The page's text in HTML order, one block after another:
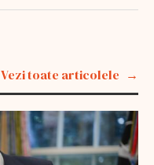
Vezi toate articolele